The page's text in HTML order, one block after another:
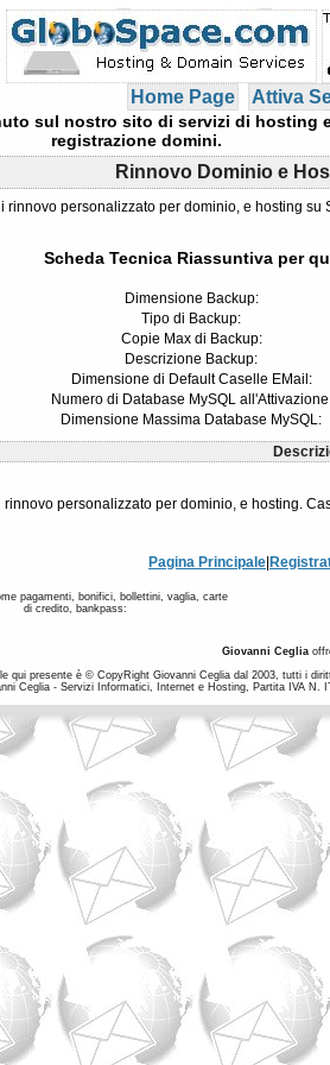
Home Page Attiva
sul nostro sito di servizi di hosting
registrazione domini.
Rinnovo Dominio e
rinnovo personalizzato per dominio, e hosting su
Scheda Tecnica Riassuntiva per
Dimensione Backup:
Tipo di Backup:
Copie Max di Backup:
Descrizione Backup:
Dimensione di Default Caselle EMail:
Numero di Database MySQL
Dimensione Massima Database MySQL:
rinnovo personalizzato per dominio, e hosting.
Pagina Principale
pagamenti, bonifici, bollettini, vaglia, carte
di credito, bankpass:
Giovanni Ceglia
qui presente è © CopyRight Giovanni Ceglia dal 2003, tutti i
Ceglia - Servizi Informatici, Internet e Hosting, Partita IVA N.